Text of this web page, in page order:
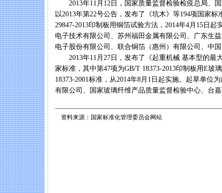
2013年11月12日，国家质量监督检验检疫总局、国
以2013年第22号公告，发布了《坑木》等194项国家标
29847-2013印制板用铜箔试验方法，2014年4月15日起
电子技术有限公司、苏州福田金属有限公司、广东生
电子股份有限公司、联合铜箔（惠州）有限公司、中
2013年11月27日，发布了《起重机械 基本型的最
家标准，其中第47项为GB/T 18373-2013印制板用E玻
18373-2001标准，从2014年8月1日起实施。起草单位
有限公司、国家玻璃纤维产品质量监督检验中心、台
资料来源：国家标准化管理委员会网站